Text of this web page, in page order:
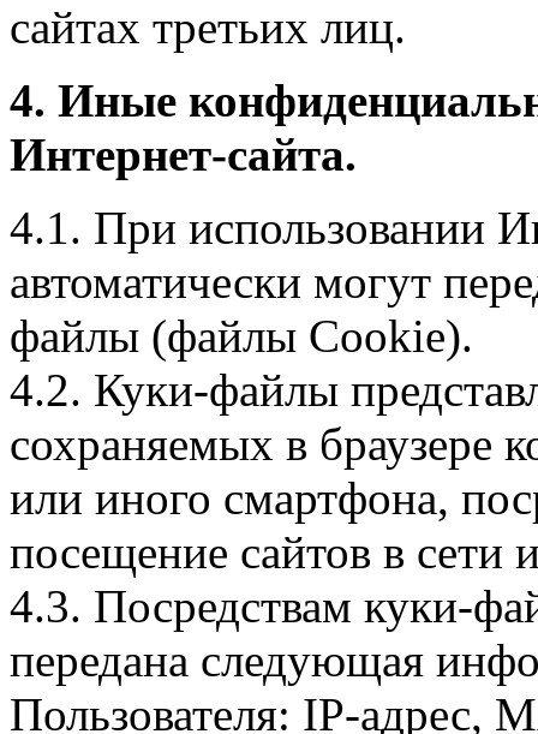
сайтах третьих лиц.
4. Иные
Интернет-сайта.
4.1. При использовании
автоматически могут
файлы (файлы Cookie).
4.2. Куки-файлы
сохраняемых в браузере
или иного смартфона,
посещение сайтов в сети
4.3. Посредствам куки-
передана следующая
Пользователя: IP-адрес,